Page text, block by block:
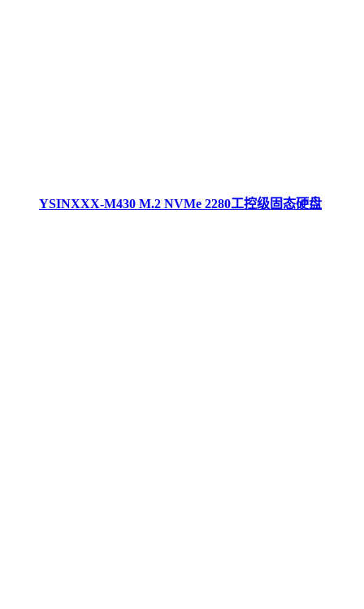
YSINXXX-M430 M.2 NVMe 2280工控级固态硬盘